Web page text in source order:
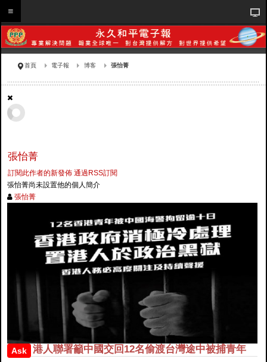
首頁 電子報 博客 張怡菁
張怡菁
訂閱此作者的新發佈 通過RSS訂閱
張怡菁尚未設置他的個人簡介
張怡菁
Ask 港人聯署籲中國交回12名偷渡台灣途中被捕青年